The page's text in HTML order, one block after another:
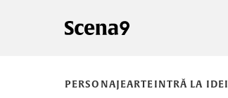
PERSONAJEARTEINTRĂ LA IDEI